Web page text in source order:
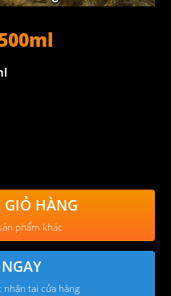
GIỎ HÀNG
phẩm khác
nhận tại cửa hàng